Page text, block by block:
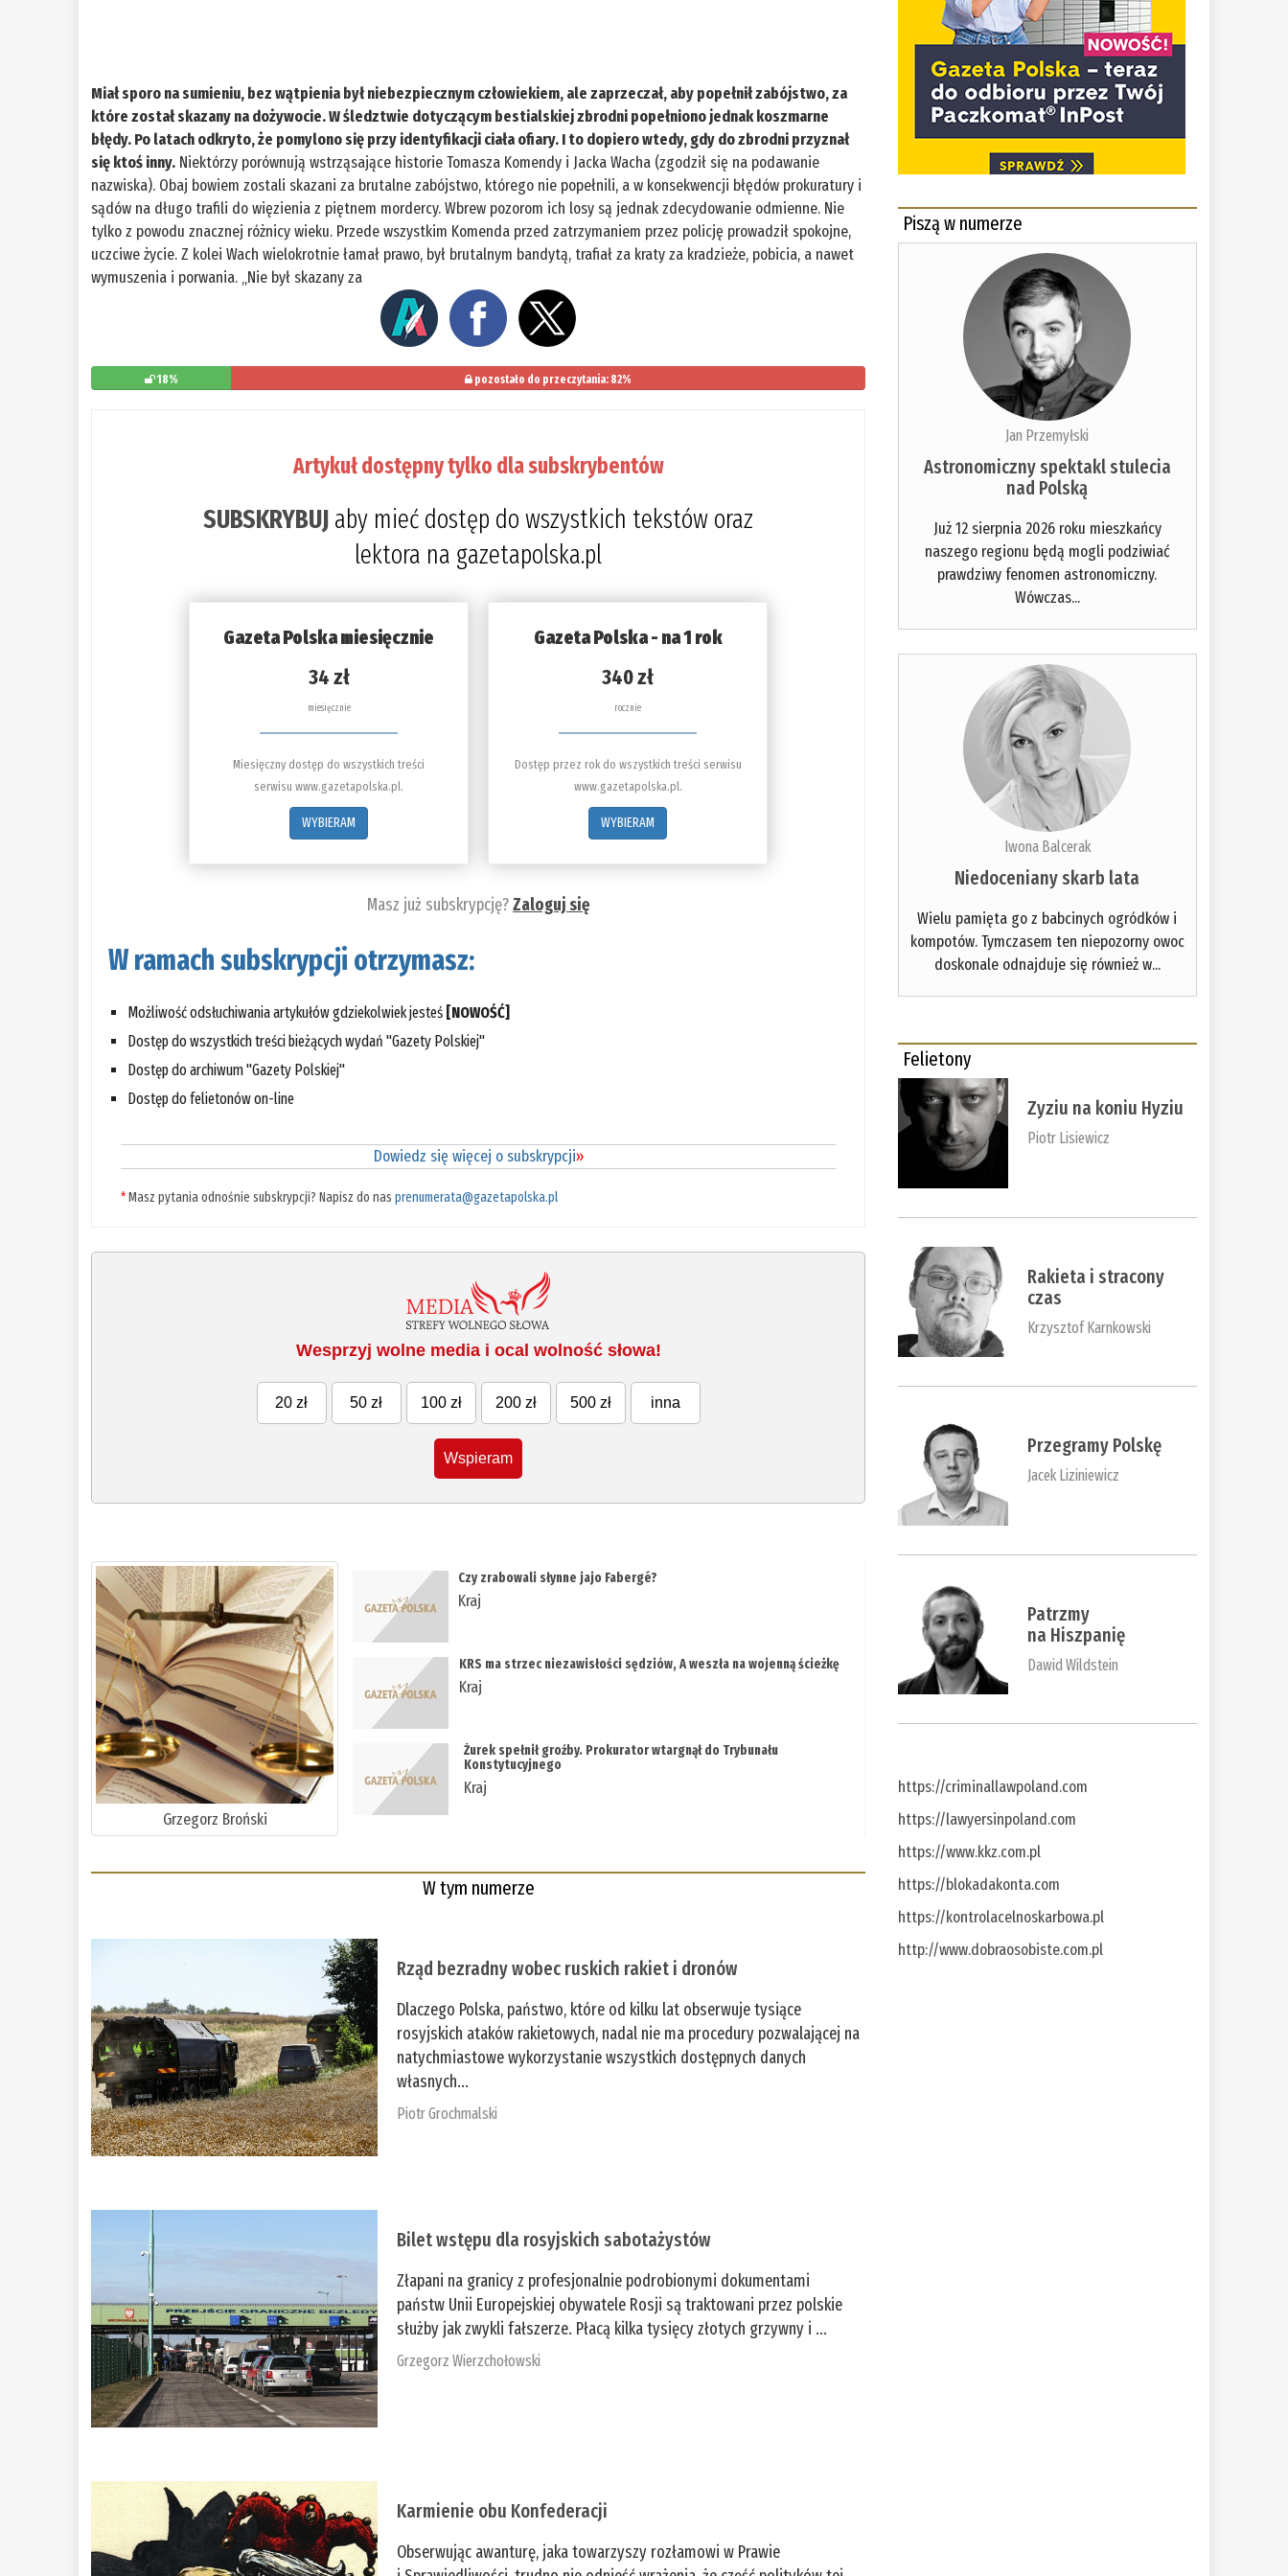
Miał sporo na sumieniu, bez wątpienia był niebezpiecznym człowiekiem, ale zaprzeczał, aby popełnił zabójstwo, za
które został skazany na dożywocie. W śledztwie dotyczącym bestialskiej zbrodni popełniono jednak koszmarne
błędy. Po latach odkryto, że pomylono się przy identyfikacji ciała ofiary. I to dopiero wtedy, gdy do zbrodni przyznał
się ktoś inny. Niektórzy porównują wstrząsające historie Tomasza Komendy i Jacka Wacha (zgodził się na podawanie
nazwiska). Obaj bowiem zostali skazani za brutalne zabójstwo, którego nie popełnili, a w konsekwencji błędów prokuratury i
sądów na długo trafili do więzienia z piętnem mordercy. Wbrew pozorom ich losy są jednak zdecydowanie odmienne. Nie
tylko z powodu znacznej różnicy wieku. Przede wszystkim Komenda przed zatrzymaniem przez policję prowadził spokojne,
uczciwe życie. Z kolei Wach wielokrotnie łamał prawo, był brutalnym bandytą, trafiał za kraty za kradzieże, pobicia, a nawet
wymuszenia i porwania. „Nie był skazany za
18% pozostało do przeczytania: 82%
Artykuł dostępny tylko dla subskrybentów
SUBSKRYBUJ aby mieć dostęp do wszystkich tekstów oraz
lektora na gazetapolska.pl
Gazeta Polska miesięcznie
34 zł
miesięcznie
Miesięczny dostęp do wszystkich treści
serwisu www.gazetapolska.pl.
WYBIERAM
Gazeta Polska - na 1 rok
340 zł
rocznie
Dostęp przez rok do wszystkich treści serwisu
www.gazetapolska.pl.
WYBIERAM
Masz już subskrypcję?Zaloguj się
W ramach subskrypcji otrzymasz:
Możliwość odsłuchiwania artykułów gdziekolwiek jesteś [NOWOŚĆ]
Dostęp do wszystkich treści bieżących wydań "Gazety Polskiej"
Dostęp do archiwum "Gazety Polskiej"
Dostęp do felietonów on-line
Dowiedz się więcej o subskrypcji»
*Masz pytania odnośnie subskrypcji? Napisz do nasprenumerata@gazetapolska.pl
Wesprzyj wolne media i ocal wolność słowa!
20 zł 50 zł 100 zł 200 zł 500 zł inna
Wspieram
Grzegorz Broński
Czy zrabowali słynne jajo Fabergé?
Kraj
KRS ma strzec niezawisłości sędziów, A weszła na wojenną ścieżkę
Kraj
Żurek spełnił groźby. Prokurator wtargnął do Trybunału
Konstytucyjnego
Kraj
W tym numerze
Rząd bezradny wobec ruskich rakiet i dronów
Dlaczego Polska, państwo, które od kilku lat obserwuje tysiące
rosyjskich ataków rakietowych, nadal nie ma procedury pozwalającej na
natychmiastowe wykorzystanie wszystkich dostępnych danych
własnych...
Piotr Grochmalski
Bilet wstępu dla rosyjskich sabotażystów
Złapani na granicy z profesjonalnie podrobionymi dokumentami
państw Unii Europejskiej obywatele Rosji są traktowani przez polskie
służby jak zwykli fałszerze. Płacą kilka tysięcy złotych grzywny i ...
Grzegorz Wierzchołowski
Karmienie obu Konfederacji
Obserwując awanturę, jaka towarzyszy rozłamowi w Prawie
Piszą w numerze
Jan Przemyłski
Astronomiczny spektakl stulecia
nad Polską
Już 12 sierpnia 2026 roku mieszkańcy
naszego regionu będą mogli podziwiać
prawdziwy fenomen astronomiczny.
Wówczas...
Iwona Balcerak
Niedoceniany skarb lata
Wielu pamięta go z babcinych ogródków i
kompotów. Tymczasem ten niepozorny owoc
doskonale odnajduje się również w...
Felietony
Zyziu na koniu Hyziu
Piotr Lisiewicz
Rakieta i stracony
czas
Krzysztof Karnkowski
Przegramy Polskę
Jacek Liziniewicz
Patrzmy
na Hiszpanię
Dawid Wildstein
https://criminallawpoland.com
https://lawyersinpoland.com
https://www.kkz.com.pl
https://blokadakonta.com
https://kontrolacelnoskarbowa.pl
http://www.dobraosobiste.com.pl